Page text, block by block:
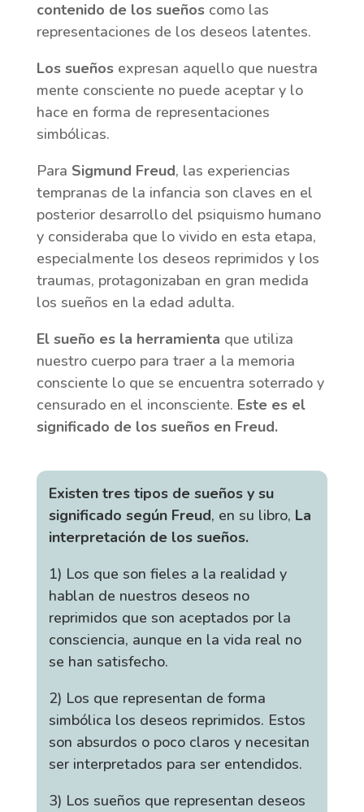
contenido de los sueñoscomo las
representaciones de los deseos latentes.
Los sueñosexpresan aquello que nuestra
mente consciente no puede aceptar y lo
hace en forma de representaciones
simbólicas.
Para Sigmund Freud, las experiencias
tempranas de la infancia son claves en el
posterior desarrollo del psiquismo humano
y consideraba que lo vivido en esta etapa,
especialmente los deseos reprimidos y los
traumas, protagonizaban en gran medida
los sueños en la edad adulta.
El sueño es la herramienta que utiliza
nuestro cuerpo para traer a la memoria
consciente lo que se encuentra soterrado y
censurado en el inconsciente. Este es el
significado de los sueños en Freud.
Existen tres tipos de sueños y su
significado según Freud, en su libro, La
interpretación de los sueños.
1) Los que son fieles a la realidad y
hablan de nuestros deseos no
reprimidos que son aceptados por la
consciencia, aunque en la vida real no
se han satisfecho.
2) Los que representan de forma
simbólica los deseos reprimidos. Estos
son absurdos o poco claros y necesitan
ser interpretados para ser entendidos.
3) Los sueños que representan deseos